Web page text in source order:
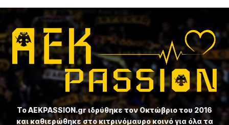
Το ⁦AEKPASSION.gr⁩ ιδρύθηκε τον Οκτώβριο του 2016
και καθιερώθηκε στο κιτρινόμαυρο κοινό για όλα τα